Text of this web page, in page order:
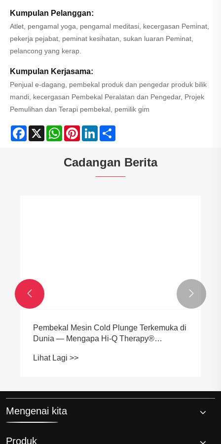
Kumpulan Pelanggan:
Atlet, pengamal yoga, pengamal meditasi, kecergasan Peminat,
pekerja pejabat, peminat kesihatan, sukan luaran Peminat,
pelancong yang kerap.
Kumpulan Kerjasama:
Penjual e-dagang, pembekal produk dan pengedar produk bilik
mandi, kecergasan Pembekal Peralatan dan Pengedar, Projek
Pemulihan dan Terapi pembekal, pemilik gim
Facebook
X WhatsApp
PinterestLinkedIn
Cadangan Berita
​Pembekal Mesin Cold Plunge Terkemuka di
Dunia — Mengapa Hi-Q Therapy®
Lihat Lagi >>
 
Mengenai kita
Produk